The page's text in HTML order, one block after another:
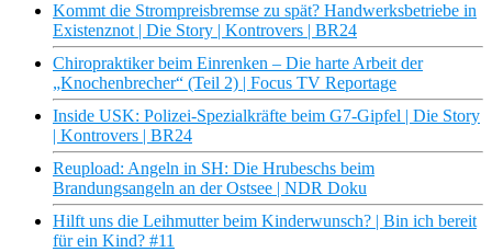
Kommt die Strompreisbremse zu spät? Handwerksbetriebe in
Existenznot | Die Story | Kontrovers | BR24
Chiropraktiker beim Einrenken – Die harte Arbeit der
„Knochenbrecher“ (Teil 2) | Focus TV Reportage
Inside USK: Polizei-Spezialkräfte beim G7-Gipfel | Die Story
| Kontrovers | BR24
Reupload: Angeln in SH: Die Hrubeschs beim
Brandungsangeln an der Ostsee | NDR Doku
Hilft uns die Leihmutter beim Kinderwunsch? | Bin ich bereit
für ein Kind? #11